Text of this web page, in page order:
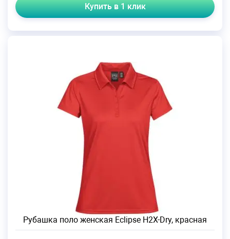
Купить в 1 клик
Рубашка поло женская Eclipse H2X-Dry, красная